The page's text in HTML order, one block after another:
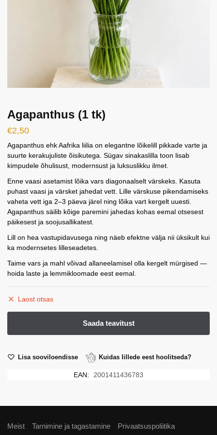
Agapanthus (1 tk)
€2,50
Agapanthus ehk Aafrika liilia on elegantne lõikelill pikkade varte ja
suurte kerakujuliste õisikutega. Sügav sinakaslilla toon lisab
kimpudele õhulisust, modernsust ja luksuslikku ilmet.
Enne vaasi asetamist lõika vars diagonaalselt värskeks. Kasuta
puhast vaasi ja värsket jahedat vett. Lille värskuse pikendamiseks
vaheta vett iga 2–3 päeva järel ning lõika vart kergelt uuesti.
Agapanthus säilib kõige paremini jahedas kohas eemal otsesest
päikesest ja soojusallikatest.
Lill on hea vastupidavusega ning näeb efektne välja nii üksikult kui
ka modernsetes lilleseadetes.
Taime vars ja mahl võivad allaneelamisel olla kergelt mürgised —
hoida laste ja lemmikloomade eest eemal.
Laost otsas
Lisa sooviloendisse Kuidas lillede eest hoolitseda?
EAN: 2001411436783
Meist Tarnimine ja tagastamine Privaatsuspoliitika